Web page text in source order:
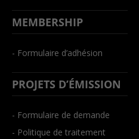
MEMBERSHIP
- Formulaire d’adhésion
PROJETS D’ÉMISSION
- Formulaire de demande
- Politique de traitement